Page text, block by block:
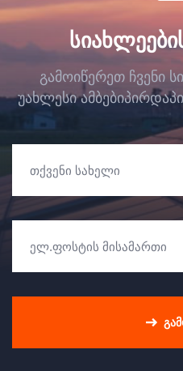
გამოიწერეთ ჩვენი
უახლესი ამბები